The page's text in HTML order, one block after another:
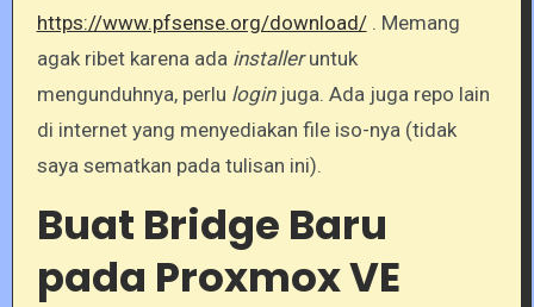
https://www.pfsense.org/download/. Memang
agak ribet karena ada installeruntuk
mengunduhnya, perlu loginjuga. Ada juga repo lain
di internet yang menyediakan file iso-nya (tidak
saya sematkan pada tulisan ini).
Buat Bridge Baru
pada Proxmox VE